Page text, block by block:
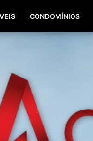
CONDOMÍNIOS